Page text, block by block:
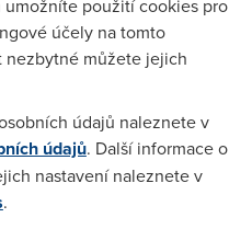
www.dslforum.cz
použití cookies pro
účely na tomto
nezbytné můžete jejich
údajů naleznete v
údajů. Další informace o
nastavení naleznete v
.